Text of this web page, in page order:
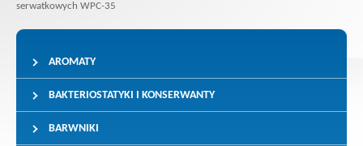
serwatkowych WPC-35
AROMATY
BAKTERIOSTATYKI I KONSERWANTY
BARWNIKI